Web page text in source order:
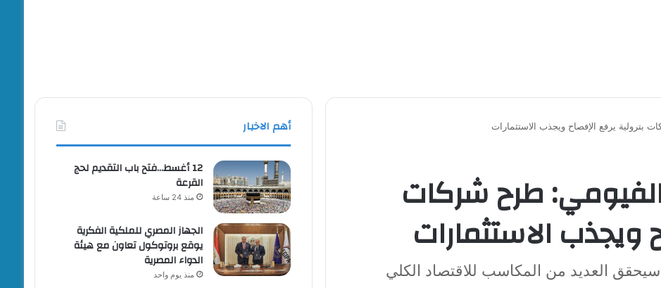
يرفع الإفصاح ويجذب الاستثمارات
طرح شركات
ويجذب الاستثمارات
العديد من المكاسب للاقتصاد الكلي
أهم الاخبار
12 أغسط…فتح باب التقديم لحج
القرعة
منذ 24 ساعة
الجهاز المصري للملكية الفكرية
يوقع بروتوكول تعاون مع هيئة
الدواء المصرية
منذ يوم واحد